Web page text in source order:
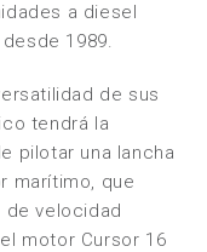
a diesel
1989.
de sus
tendrá la
pilotar una lancha
marítimo, que
velocidad
motor Cursor 16